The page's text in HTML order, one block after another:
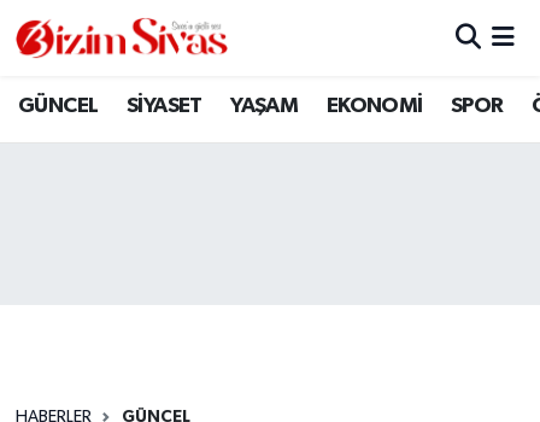
GÜNCEL SİYASET YAŞAM EKONOMİ SPOR
HABERLER GÜNCEL
ARAMIZDAN AYRILANLAR
Sivas Nöbetçi Eczaneler